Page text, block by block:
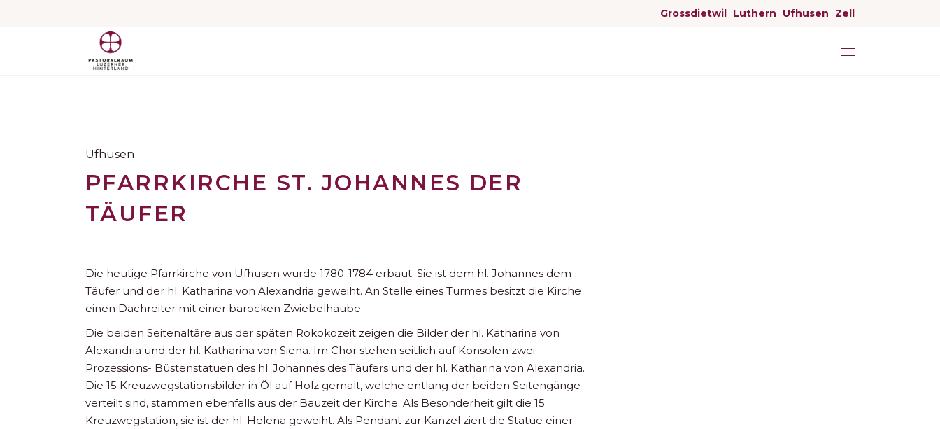
Grossdietwil Luthern Ufhusen Zell
Ufhusen
PFARRKIRCHE ST. JOHANNES DER
TÄUFER
Die heutige Pfarrkirche von Ufhusen wurde 1780-1784 erbaut. Sie ist dem hl. Johannes dem
Täufer und der hl. Katharina von Alexandria geweiht. An Stelle eines Turmes besitzt die Kirche
einen Dachreiter mit einer barocken Zwiebelhaube.
Die beiden Seitenaltäre aus der späten Rokokozeit zeigen die Bilder der hl. Katharina von
Alexandria und der hl. Katharina von Siena. Im Chor stehen seitlich auf Konsolen zwei
Prozessions- Büstenstatuen des hl. Johannes des Täufers und der hl. Katharina von Alexandria.
Die 15 Kreuzwegstationsbilder in Öl auf Holz gemalt, welche entlang der beiden Seitengänge
verteilt sind, stammen ebenfalls aus der Bauzeit der Kirche. Als Besonderheit gilt die 15.
Kreuzwegstation, sie ist der hl. Helena geweiht. Als Pendant zur Kanzel ziert die Statue einer